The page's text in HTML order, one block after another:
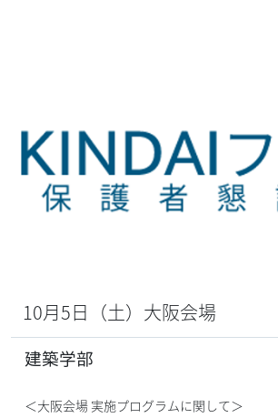
10月5日（土）大阪会場
建築学部
＜大阪会場 実施プログラムに関して＞